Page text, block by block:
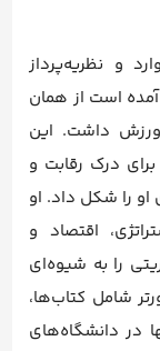
و نظریه‌پرداز
که در سال 1947 به دنیا آمده است از همان
ورزش داشت. این
درک رقابت و
را شکل داد. او
اقتصاد و
را به شیوه‌ای
شامل کتاب‌ها،
در دانشگاه‌های